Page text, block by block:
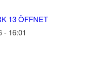
13 ÖFFNET
- 16:01